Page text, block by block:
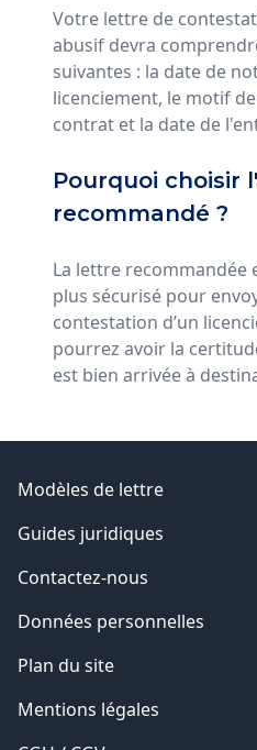
Votre lettre de
abusif devra
suivantes : la date de
licenciement, le motif
contrat et la date de
Pourquoi choisir
recommandé ?
La lettre recommandée
plus sécurisé pour
contestation d’un
pourrez avoir la
est bien arrivée à
Modèles de lettre
Guides juridiques
Contactez-nous
Données personnelles
Plan du site
Mentions légales